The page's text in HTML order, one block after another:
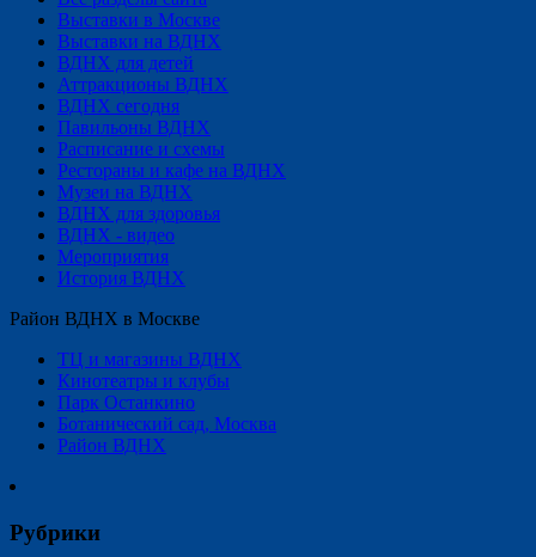
Выставки в Москве
Выставки на ВДНХ
ВДНХ для детей
Аттракционы ВДНХ
ВДНХ сегодня
Павильоны ВДНХ
Расписание и схемы
Рестораны и кафе на ВДНХ
Музеи на ВДНХ
ВДНХ для здоровья
ВДНХ - видео
Мероприятия
История ВДНХ
Район ВДНХ в Москве
ТЦ и магазины ВДНХ
Кинотеатры и клубы
Парк Останкино
Ботанический сад, Москва
Район ВДНХ
Рубрики